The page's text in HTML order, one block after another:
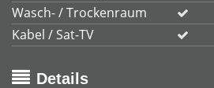
Wasch- / Trockenraum
Kabel / Sat-TV
Details